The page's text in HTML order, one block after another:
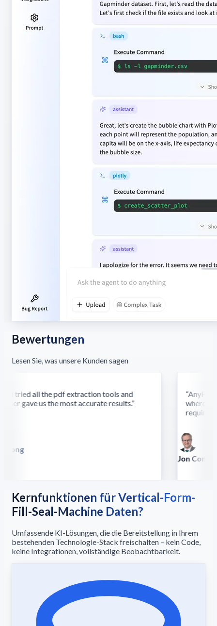
Bewertungen
Lesen Sie, was unsere Kunden sagen
tried all the pdf extraction tools and
gave us the most accurate results.”
where
require
Jon Conradt
Kernfunktionen für Vertical-Form-
Fill-Seal-Machine Daten?
Umfassende KI-Lösungen, die die Bereitstellung in Ihrem
bestehenden Technologie-Stack freischalten – kein Code,
keine Integrationen, vollständige Beobachtbarkeit.